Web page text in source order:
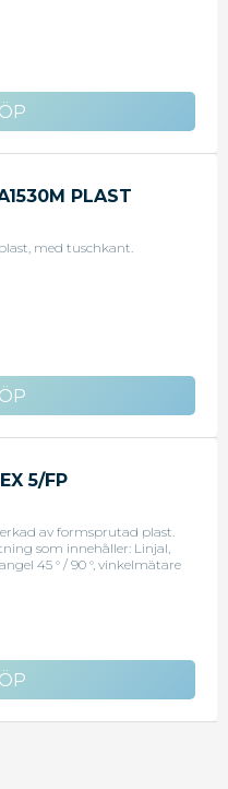
PLAST
med tuschkant.
5/FP
av formsprutad plast.
som innehåller: Linjal,
45 ° / 90 °, vinkelmätare